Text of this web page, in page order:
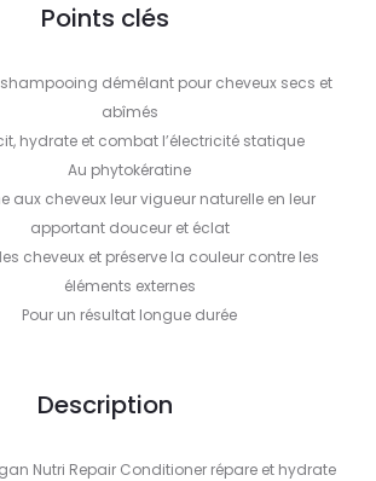
Points clés
démêlant pour cheveux secs et
abîmés
hydrate et combat l’électricité statique
Au phytokératine
aux cheveux leur vigueur naturelle en leur
apportant douceur et éclat
cheveux et préserve la couleur contre les
éléments externes
Pour un résultat longue durée
Description
Nutri Repair Conditioner répare et hydrate